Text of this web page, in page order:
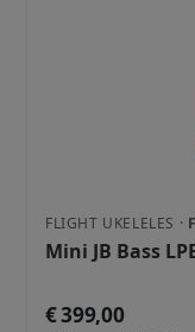
FLIGHT UKELELES ·
Mini JB Bass
€ 399,00